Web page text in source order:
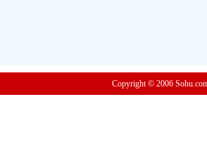
Copyright © 2006